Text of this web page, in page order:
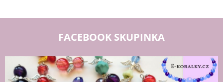
FACEBOOK SKUPINKA